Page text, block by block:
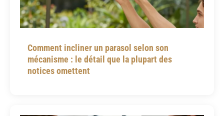
Comment incliner un parasol selon son
mécanisme : le détail que la plupart des
notices omettent